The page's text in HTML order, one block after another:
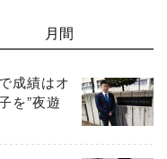
月間
成績はオ
を”夜遊